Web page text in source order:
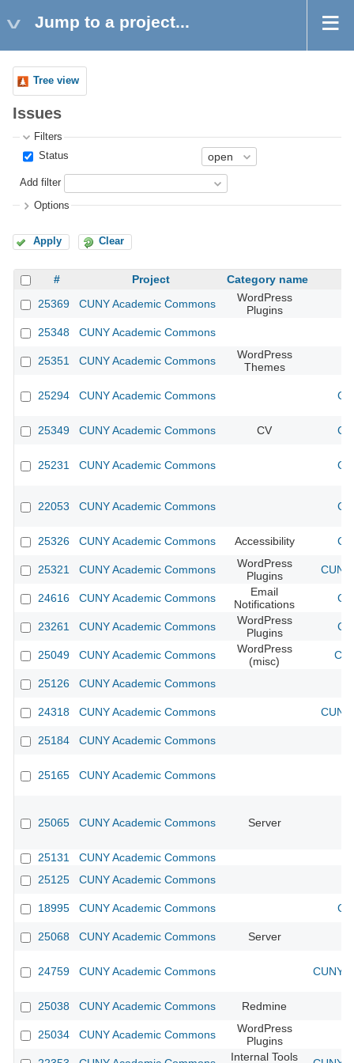
Jump to a project...
Tree view
Issues
Filters
Status
Add filter
Options
Apply Clear
# Project
Category name
25369
CUNY Academic Commons
WordPress
Plugins
25348
CUNY Academic Commons
25351 CUNY Academic Commons
WordPress
Themes
25294 CUNY Academic Commons
25349 CUNY Academic Commons CV
25231 CUNY Academic Commons
22053 CUNY Academic Commons
25326 CUNY Academic Commons Accessibility
25321 CUNY Academic Commons
WordPress
Plugins
24616 CUNY Academic Commons
Email
Notifications
23261 CUNY Academic Commons
WordPress
Plugins
25049 CUNY Academic Commons
WordPress
(misc)
25126 CUNY Academic Commons
24318 CUNY Academic Commons
25184 CUNY Academic Commons
25165 CUNY Academic Commons
25065 CUNY Academic Commons Server
25131
CUNY Academic Commons
25125
CUNY Academic Commons
18995 CUNY Academic Commons
25068 CUNY Academic Commons Server
24759 CUNY Academic Commons CUNY
25038 CUNY Academic Commons Redmine
25034 CUNY Academic Commons
WordPress
Plugins
Internal Tools